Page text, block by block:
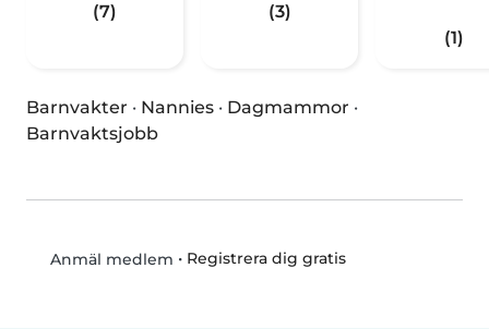
(7) (3)
(1)
Barnvakter · Nannies · Dagmammor ·
Barnvaktsjobb
Anmäl medlem • Registrera dig gratis